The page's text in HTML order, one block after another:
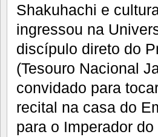
Shakuhachi e
ingressou na
discípulo direto do
(Tesouro Nacional
convidado para
recital na casa do
para o Imperador